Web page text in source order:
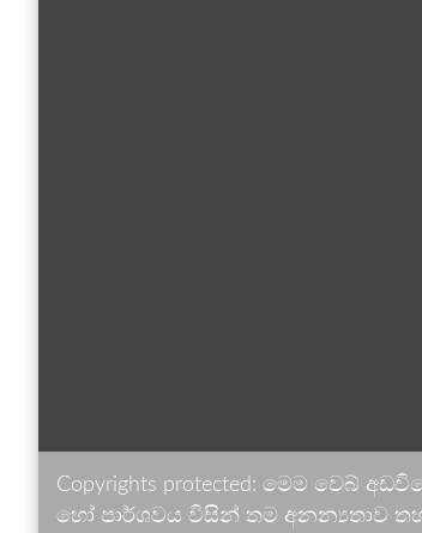
Copyrights protected: මෙම
හෝ පාර්ශවය විසින් තම අනන්‍යතාව